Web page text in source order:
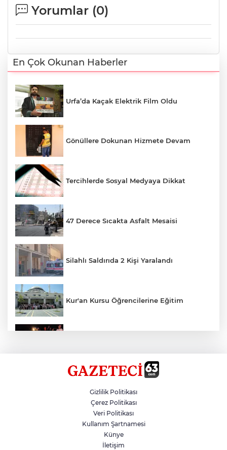
Yorumlar (0)
En Çok Okunan Haberler
Urfa’da Kaçak Elektrik Film Oldu
Gönüllere Dokunan Hizmete Devam
Tercihlerde Sosyal Medyaya Dikkat
47 Derece Sıcakta Asfalt Mesaisi
Silahlı Saldırıda 2 Kişi Yaralandı
Kur'an Kursu Öğrencilerine Eğitim
Siverek’te Mahmut Gülel Dönemi
Filistin Konvoyuna Coşkulu Karşılama
Gizlilik Politikası
Çerez Politikası
Veri Politikası
Kullanım Şartnamesi
Künye
İletişim